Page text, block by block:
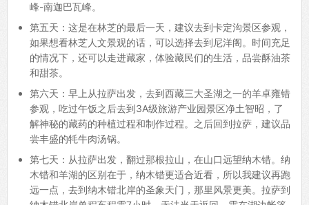
峰-南迦巴瓦峰。
第五天：这是在林芝的最后一天，建议去到卡定沟景区参观，
如果想看林芝人文景观的话，可以选择去到尼洋阁。时间充足
的情况下，还可以走进藏家，体验藏民们的生活，品尝酥油茶
和甜茶。
第六天：早上从拉萨出发，去到西藏三大圣湖之一的羊卓雍错
参观，吃过午饭之后去到3A级旅游产业园景区净土智昭，了
解神秘的藏药的种植过程和制作过程。之后回到拉萨，建议品
尝丰盛的牦牛肉汤锅。
第七天：从拉萨出发，翻过那根拉山，在山口远望纳木错。纳
木错和羊湖的区别在于，纳木错更适合近看，所以我建议再跑
远一点，去到纳木错北岸的圣象天门，那里风景更美。拉萨到